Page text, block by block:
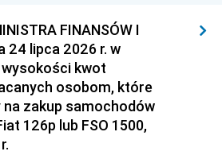
FINANSÓW I
24 lipca 2026 r. w
kwot
osobom, które
na zakup samochodów
126p lub FSO 1500,